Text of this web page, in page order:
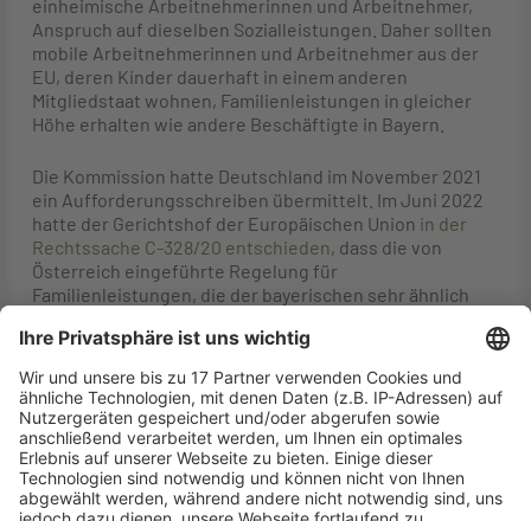
einheimische Arbeitnehmerinnen und Arbeitnehmer,
Anspruch auf dieselben Sozialleistungen. Daher sollten
mobile Arbeitnehmerinnen und Arbeitnehmer aus der
EU, deren Kinder dauerhaft in einem anderen
Mitgliedstaat wohnen, Familienleistungen in gleicher
Höhe erhalten wie andere Beschäftigte in Bayern.
Die Kommission hatte Deutschland im November 2021
ein Aufforderungsschreiben übermittelt. Im Juni 2022
hatte der Gerichtshof der Europäischen Union in der
Rechtssache C-328/20 entschieden, dass die von
Österreich eingeführte Regelung für
Familienleistungen, die der bayerischen sehr ähnlich
Urteil des Gerichtshofs bestätigte die Auffassung der
Kommission. Daraufhin übermittelte die Kommission
Deutschland im Januar 2023 eine mit Gründen
versehene Stellungnahme. Da Deutschland in seiner
Antwort die Bedenken der Kommission nicht
ausreichend ausgeräumt hat, hat die Kommission nun
beschlossen, den Fall an den Gerichtshof der
Europäischen Union zu verweisen.